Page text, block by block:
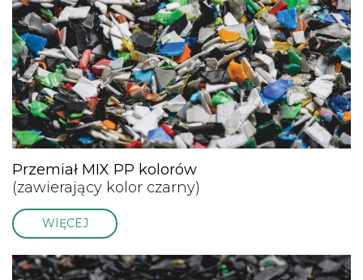
Przemiał MIX PP kolorów
(zawierający kolor czarny)
WIĘCEJ